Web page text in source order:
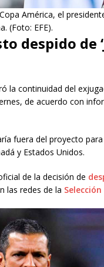
América, el
(Foto: EFE).
despido de
la continuidad del
de acuerdo con
fuera del proyecto
y Estados Unidos.
de la decisión de
las redes de la